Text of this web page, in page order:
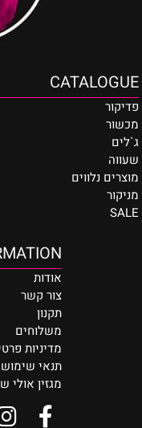
CATALOGUE
פדיקור
מכשור
ג`לים
שעווה
מוצרים נלווים
מניקור
SALE
אודות
צור קשר
תקנון
משלוחים
מדיניות
תנאי שימוש
מגזין אולי